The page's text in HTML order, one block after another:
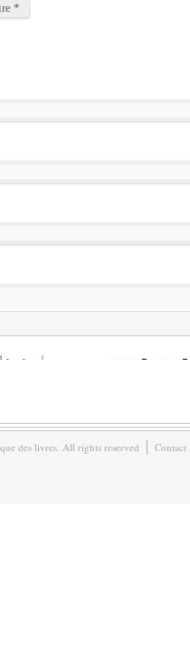
*
des livres. All rights reserved Contact